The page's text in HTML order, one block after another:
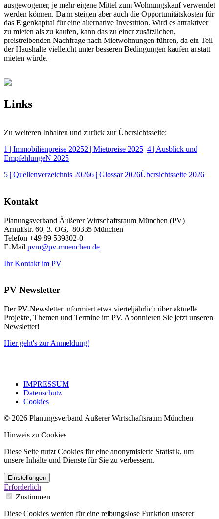
ausgewogener, je mehr eigene Mittel zum Wohnungskauf verwendet
werden können. Dann steigen aber auch die Opportunitätskosten für
das Eigenkapital für eine alternative Investition. Wird es attraktiver
zu mieten als zu kaufen, kann das zu einer zusätzlichen,
preistreibenden Nachfrage nach Mietwohnungen führen, da ein Teil
der Haushalte vielleicht unter besseren Bedingungen kaufen anstatt
mieten würde.
Links
Zu weiteren Inhalten und zurück zur Übersichtsseite:
1 | Immobilienpreise 20252 | Mietpreise 2025 4 | Ausblick und
EmpfehlungeN 2025
5 | Quellenverzeichnis 20266 | Glossar 2026Übersichtsseite 2026
Kontakt
Planungsverband Äußerer Wirtschaftsraum München (PV)
Arnulfstr. 60, 3. OG, 80335 München
Telefon +49 89 539802-0
E-Mail pvm@pv-muenchen.de
Ihr Kontakt im PV
PV-Newsletter
Der PV-Newsletter informiert etwa vierteljährlich über aktuelle
Projekte, Themen und Termine im PV. Abonnieren Sie jetzt unseren
Newsletter!
Hier geht's zur Anmeldung!
IMPRESSUM
Datenschutz
Cookies
© 2026 Planungsverband Äußerer Wirtschaftsraum München
Hinweis zu Cookies
Diese Seite nutzt Cookies für eine anonymisierte Statistik, um
unsere Inhalte und Dienste für Sie zu verbessern.
Einstellungen
Erforderlich
Zustimmen
Diese Cookies werden für eine reibungslose Funktion unserer